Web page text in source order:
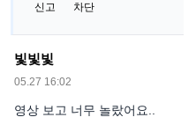
신고 차단
빛빛빛
05.27 16:02
영상 보고 너무 놀랐어요..